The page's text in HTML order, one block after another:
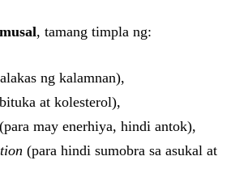
, tamang timpla ng:
ng kalamnan),
at kolesterol),
may enerhiya, hindi antok),
(para hindi sumobra sa asukal at